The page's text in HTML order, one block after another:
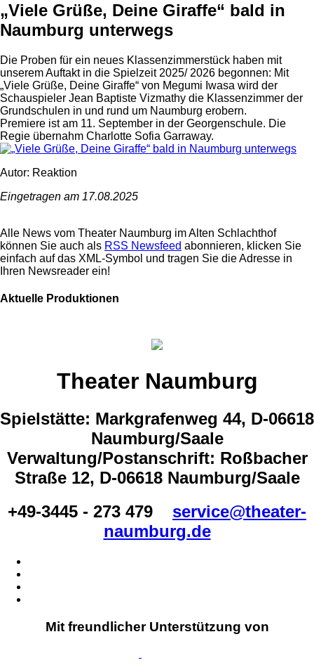
„Viele Grüße, Deine Giraffe“ bald in
Naumburg unterwegs
Die Proben für ein neues Klassenzimmerstück haben mit
unserem Auftakt in die Spielzeit 2025/ 2026 begonnen: Mit
„Viele Grüße, Deine Giraffe“ von Megumi Iwasa wird der
Schauspieler Jean Baptiste Vizmathy die Klassenzimmer der
Grundschulen in und rund um Naumburg erobern.
Premiere ist am 11. September in der Georgenschule. Die
Regie übernahm Charlotte Sofia Garraway.
Autor: Reaktion
Eingetragen am 17.08.2025
Alle News vom Theater Naumburg im Alten Schlachthof
können Sie auch als RSS Newsfeed abonnieren, klicken Sie
einfach auf das XML-Symbol und tragen Sie die Adresse in
Ihren Newsreader ein!
Aktuelle Produktionen
Theater Naumburg
Spielstätte: Markgrafenweg 44, D-06618
Naumburg/Saale
Verwaltung/Postanschrift: Roßbacher
Straße 12, D-06618 Naumburg/Saale
+49-3445 - 273 479
service@theater-
naumburg.de
Mit freundlicher Unterstützung von